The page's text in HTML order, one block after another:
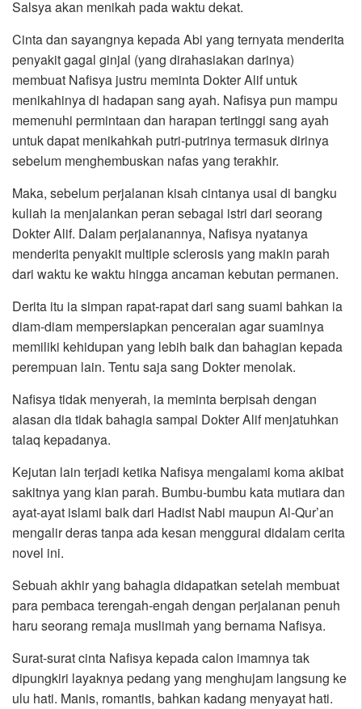
Salsya akan menikah pada waktu dekat.
Cinta dan sayangnya kepada Abi yang ternyata menderita
penyakit gagal ginjal (yang dirahasiakan darinya)
membuat Nafisya justru meminta Dokter Alif untuk
menikahinya di hadapan sang ayah. Nafisya pun mampu
memenuhi permintaan dan harapan tertinggi sang ayah
untuk dapat menikahkah putri-putrinya termasuk dirinya
sebelum menghembuskan nafas yang terakhir.
Maka, sebelum perjalanan kisah cintanya usai di bangku
kuliah ia menjalankan peran sebagai istri dari seorang
Dokter Alif. Dalam perjalanannya, Nafisya nyatanya
menderita penyakit multiple sclerosis yang makin parah
dari waktu ke waktu hingga ancaman kebutan permanen.
Derita itu ia simpan rapat-rapat dari sang suami bahkan ia
diam-diam mempersiapkan penceraian agar suaminya
memiliki kehidupan yang lebih baik dan bahagian kepada
perempuan lain. Tentu saja sang Dokter menolak.
Nafisya tidak menyerah, ia meminta berpisah dengan
alasan dia tidak bahagia sampai Dokter Alif menjatuhkan
talaq kepadanya.
Kejutan lain terjadi ketika Nafisya mengalami koma akibat
sakitnya yang kian parah. Bumbu-bumbu kata mutiara dan
ayat-ayat islami baik dari Hadist Nabi maupun Al-Qur’an
mengalir deras tanpa ada kesan menggurai didalam cerita
novel ini.
Sebuah akhir yang bahagia didapatkan setelah membuat
para pembaca terengah-engah dengan perjalanan penuh
haru seorang remaja muslimah yang bernama Nafisya.
Surat-surat cinta Nafisya kepada calon imamnya tak
dipungkiri layaknya pedang yang menghujam langsung ke
ulu hati. Manis, romantis, bahkan kadang menyayat hati.